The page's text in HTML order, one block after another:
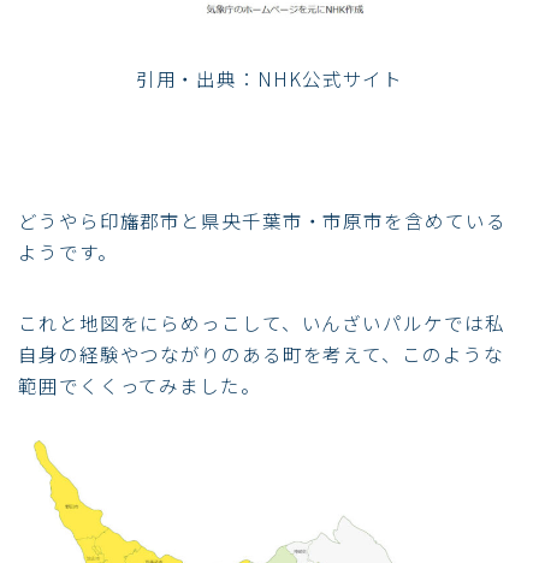
引用・出典：NHK公式サイト
どうやら印旛郡市と県央千葉市・市原市を含めている
ようです。
これと地図をにらめっこして、いんざいパルケでは私
自身の経験やつながりのある町を考えて、このような
範囲でくくってみました。